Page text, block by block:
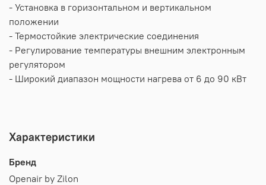
- Установка в горизонтальном и вертикальном
положении
- Термостойкие электрические соединения
- Регулирование температуры внешним электронным
регулятором
- Широкий диапазон мощности нагрева от 6 до 90 кВт
Характеристики
Бренд
Openair by Zilon